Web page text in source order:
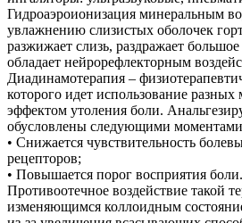
Гидроаэроионизация минеральным
увлажнению слизистых оболочек
разжижает слизь, раздражает
обладает нейрорефлекторным
Диадинамотерапия –
которого идет использование
эффектом утоления боли.
обусловлены следующими
• Снижается чувствительность
рецепторов;
• Повышается порог восприятия боли.
Противоотечное воздействие такой
изменяющимся коллоидным